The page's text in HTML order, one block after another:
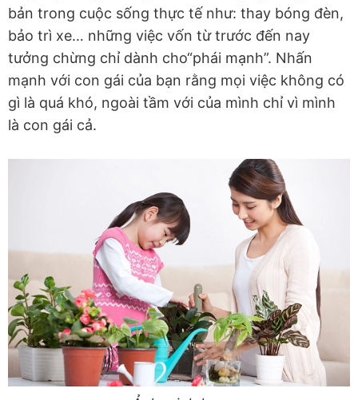
bản trong cuộc sống thực tế như: thay bóng đèn,
bảo trì xe… những việc vốn từ trước đến nay
tưởng chừng chỉ dành cho“phái mạnh”. Nhấn
mạnh với con gái của bạn rằng mọi việc không có
gì là quá khó, ngoài tầm với của mình chỉ vì mình
là con gái cả.